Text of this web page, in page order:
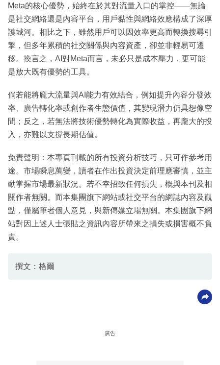
Meta的核心優勢，始終在於其對流量入口的掌控——無論
是社交網絡還是內容平台，用戶黏性與網絡效應構成了深厚
護城河。相比之下，雖然用戶可以因效率更高而轉換搜尋引
擎，但多年累積的社交關係與內容資產，卻並非輕易可遷
移。換言之，AI對Meta而言，未必只是成本壓力，更可能
是放大既有優勢的工具。
倘若能將龐大流量與AI能力有效結合，例如提升內容分發效
率、廣告轉化率或創作者生態價值，其變現潛力仍具想像空
間；反之，若無法將技術優勢轉化為實際收益，再龐大的投
入，亦難以支撐長期估值。
免責聲明：本專頁刊載的所有投資分析技巧，只可作參考用
途。市場瞬息萬變，讀者在作出投資決定前理應審慎，並主
動掌握市場最新狀況。若不幸招致任何損失，概與本刊及相
關作者無關。而本集團旗下網站或社交平台的網誌內容及觀
點，僅屬筆者個人意見，與新傳媒立場無關。本集團旗下網
站對因上述人士張貼之資訊內容所帶來之損失或損害概不負
責。
撰文：格爾
廣告